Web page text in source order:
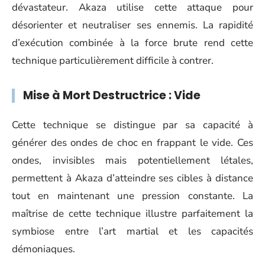
dévastateur. Akaza utilise cette attaque pour
désorienter et neutraliser ses ennemis. La rapidité
d’exécution combinée à la force brute rend cette
technique particulièrement difficile à contrer.
Mise à Mort Destructrice : Vide
Cette technique se distingue par sa capacité à
générer des ondes de choc en frappant le vide. Ces
ondes, invisibles mais potentiellement létales,
permettent à Akaza d’atteindre ses cibles à distance
tout en maintenant une pression constante. La
maîtrise de cette technique illustre parfaitement la
symbiose entre l’art martial et les capacités
démoniaques.